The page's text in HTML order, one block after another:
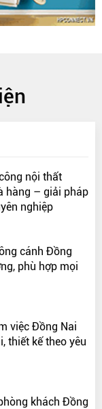
nội thất
hàng – giải pháp
nghiệp
cánh Đồng
phù hợp mọi
việc Đồng Nai
thiết kế theo yêu
khách Đồng